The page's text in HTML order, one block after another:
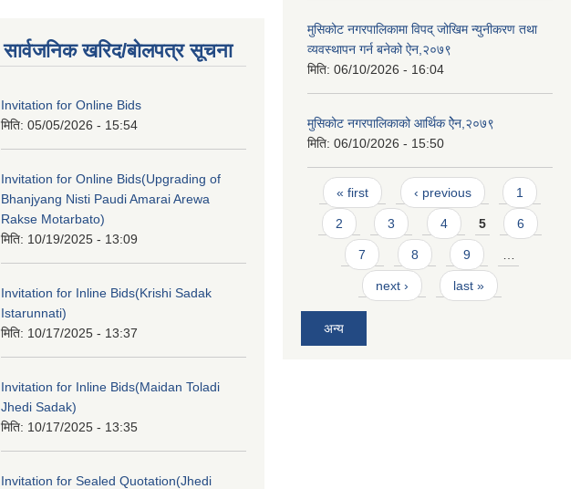
सार्वजनिक खरिद/बोलपत्र सूचना
Invitation for Online Bids
मिति: 05/05/2026 - 15:54
Invitation for Online Bids(Upgrading of
Bhanjyang Nisti Paudi Amarai Arewa
Rakse Motarbato)
मिति: 10/19/2025 - 13:09
Invitation for Inline Bids(Krishi Sadak
Istarunnati)
मिति: 10/17/2025 - 13:37
Invitation for Inline Bids(Maidan Toladi
Jhedi Sadak)
मिति: 10/17/2025 - 13:35
Invitation for Sealed Quotation(Jhedi
मुसिकोट नगरपालिकामा विपद् जोखिम न्युनीकरण तथा
व्यवस्थापन गर्न बनेको ऐन,२०७९
मिति: 06/10/2026 - 16:04
मुसिकोट नगरपालिकाको आर्थिक ऐेन,२०७९
मिति: 06/10/2026 - 15:50
Pages
« first ‹ previous 1
2 3 4 5 6
7 8 9 …
next › last »
अन्य